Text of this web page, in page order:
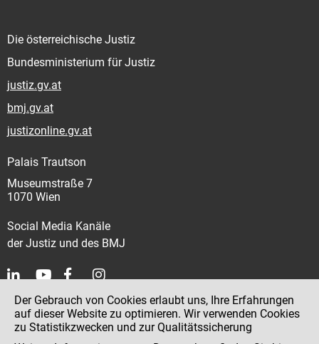
Die österreichische Justiz
Bundesministerium für Justiz
justiz.gv.at
bmj.gv.at
justizonline.gv.at
Palais Trautson
Museumstraße 7
1070 Wien
Social Media Kanäle
der Justiz und des BMJ
Kontakt
Impressum
Der Gebrauch von Cookies erlaubt uns, Ihre Erfahrungen
auf dieser Website zu optimieren. Wir verwenden Cookies
zu Statistikzwecken und zur Qualitätssicherung